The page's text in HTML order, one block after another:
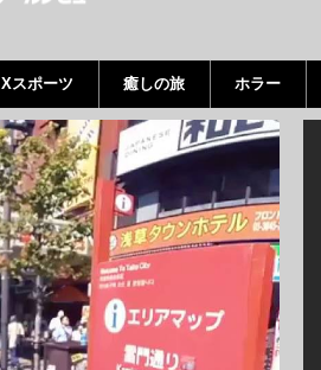
Xスポーツ 癒しの旅 ホラー